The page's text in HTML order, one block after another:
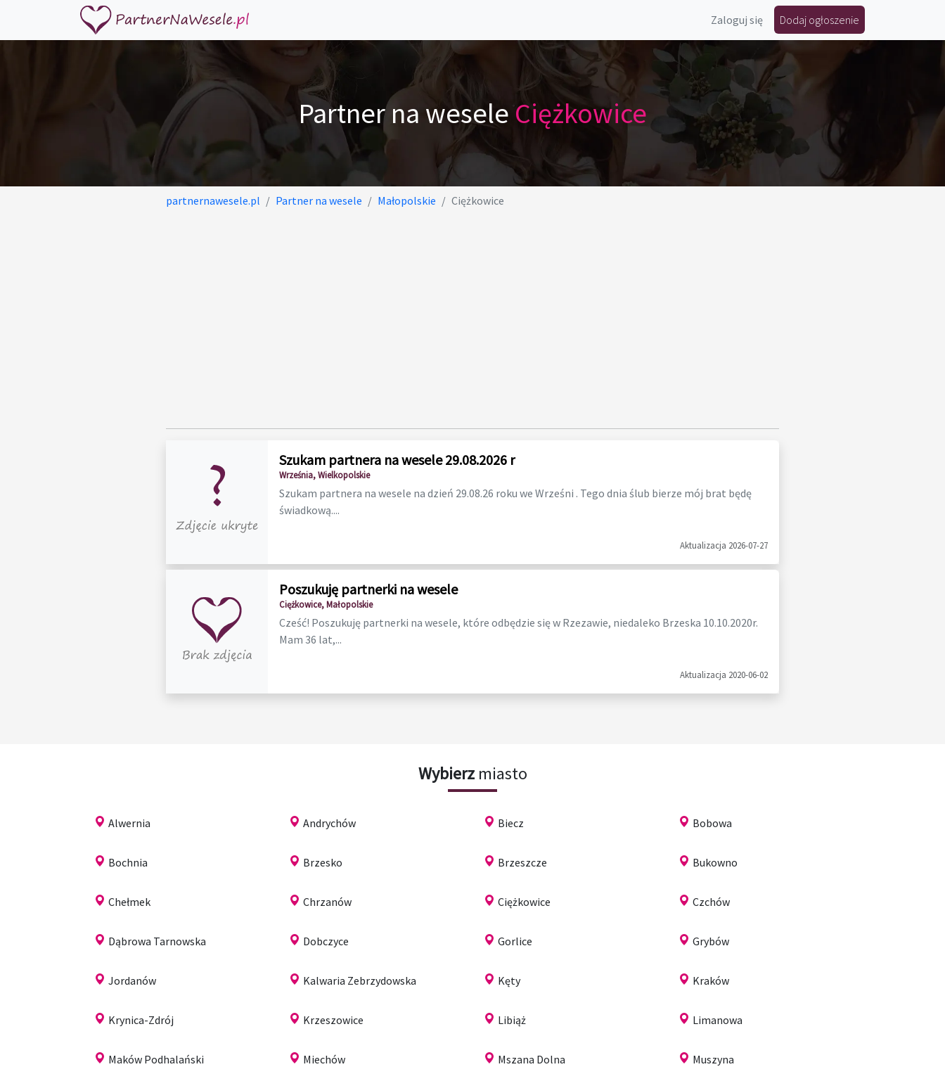
Zaloguj się Dodaj ogłoszenie
Partner na weseleCiężkowice
partnernawesele.pl Partner na wesele Małopolskie Ciężkowice
Szukam partnera na wesele 29.08.2026 r
Września, Wielkopolskie
Szukam partnera na wesele na dzień 29.08.26 roku we Wrześni . Tego dnia ślub bierze mój brat będę
świadkową....
Aktualizacja 2026-07-27
Poszukuję partnerki na wesele
Ciężkowice, Małopolskie
Cześć! Poszukuję partnerki na wesele, które odbędzie się w Rzezawie, niedaleko Brzeska 10.10.2020r.
Mam 36 lat,...
Aktualizacja 2020-06-02
Wybierzmiasto
Alwernia Andrychów Biecz Bobowa
Bochnia Brzesko Brzeszcze Bukowno
Chełmek Chrzanów Ciężkowice Czchów
Dąbrowa Tarnowska Dobczyce Gorlice Grybów
Jordanów Kalwaria Zebrzydowska Kęty Kraków
Krynica-Zdrój Krzeszowice Libiąż Limanowa
Maków Podhalański Miechów Mszana Dolna Muszyna